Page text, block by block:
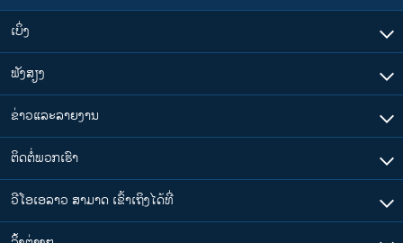
ເບິ່ງ
ຟັງສຽງ
ຂ່າວແລະລາຍງານ
ຕິດຕໍ່ພວກເຮົາ
ວີໂອເອລາວ ສາມາດ ເຂົ້າເຖິງໄດ້ທີ່